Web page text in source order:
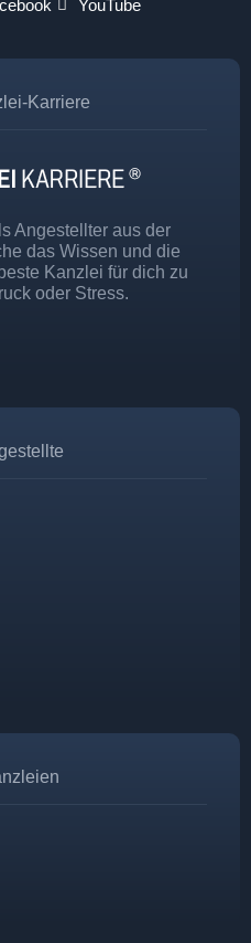
YouTube
Karriere
Angestellter aus der
das Wissen und die
Kanzlei für dich zu
oder Stress.